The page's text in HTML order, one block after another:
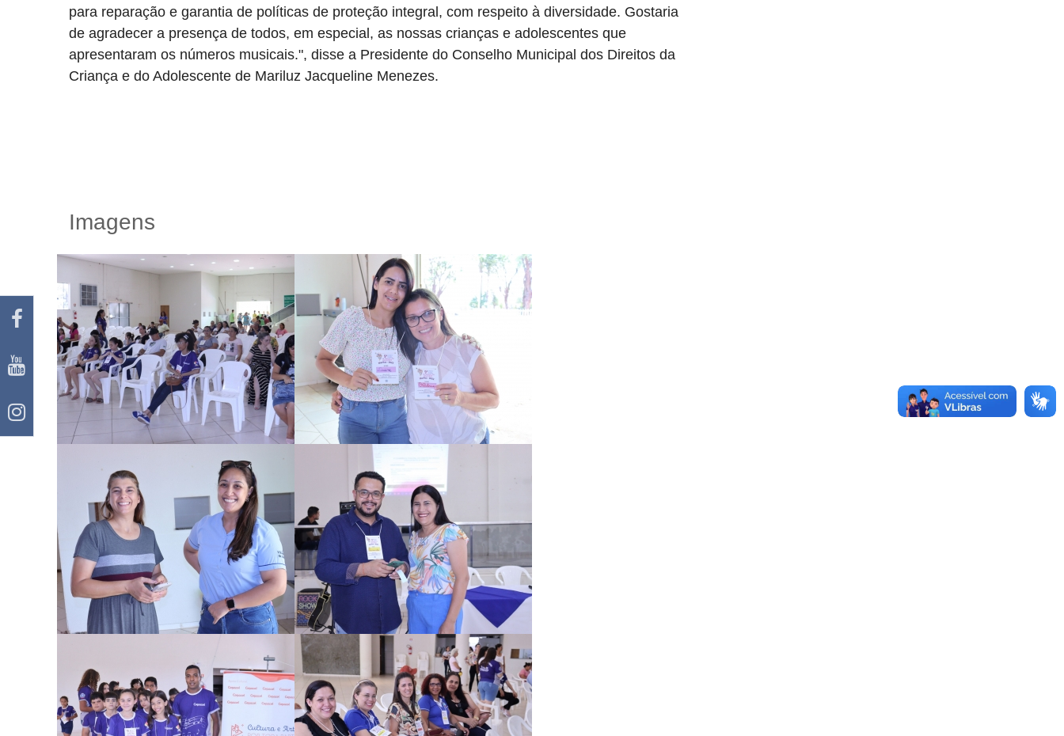
para reparação e garantia de políticas de proteção integral, com respeito à diversidade. Gostaria
de agradecer a presença de todos, em especial, as nossas crianças e adolescentes que
apresentaram os números musicais.", disse a Presidente do Conselho Municipal dos Direitos da
Criança e do Adolescente de Mariluz Jacqueline Menezes.
Imagens